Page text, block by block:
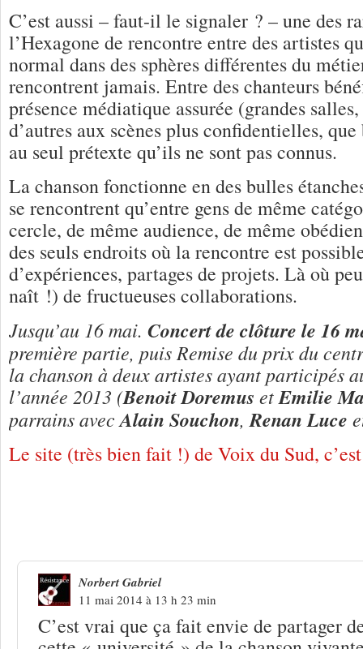
C’est aussi – faut-il le signaler ? – une des
l’Hexagone de rencontre entre des artistes
normal dans des sphères différentes du
rencontrent jamais. Entre des chanteurs
présence médiatique assurée (grandes
d’autres aux scènes plus confidentielles,
au seul prétexte qu’ils ne sont pas connus.
La chanson fonctionne en des bulles
se rencontrent qu’entre gens de même
cercle, de même audience, de même
des seuls endroits où la rencontre est
d’expériences, partages de projets. Là où
naît !) de fructueuses collaborations.
Jusqu’au 16 mai. Concert de clôture le 16
première partie, puis Remise du prix du
la chanson à deux artistes ayant participés
l’année 2013 (Benoit Doremus etEmilie
parrains avecAlain Souchon, Renan Luce
Le site (très bien fait !) de Voix du Sud,
Norbert Gabriel
11 mai 2014 à 13 h 23 min
C’est vrai que ça fait envie de partager